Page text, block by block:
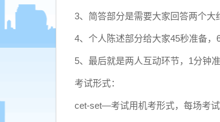
3、简答部分是需要大家回答两个大
4、个人陈述部分给大家45秒准备，
5、最后就是两人互动环节，1分钟
考试形式：
cet-set―考试用机考形式，每场考试